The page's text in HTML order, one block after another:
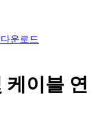
다운로드
케이블 연